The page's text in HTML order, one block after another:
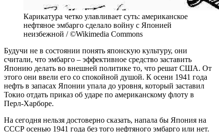
Карикатура четко улавливает суть: американское
нефтяное эмбарго сделало войну с Японией
неизбежной / ©Wikimedia Commons
Будучи не в состоянии понять японскую культуру, они
считали, что эмбарго – эффективное средство заставить
Японию делать во внешней политике то, что решат США. От
этого они ввели его со спокойной душой. К осени 1941 года
нефть в запасах Японии упала до уровня, который заставил
Токио отдать приказ об ударе по американскому флоту в
Перл-Харборе.
На сегодня нельзя достоверно сказать, напала бы Япония на
СССР осенью 1941 года без того нефтяного эмбарго или нет.